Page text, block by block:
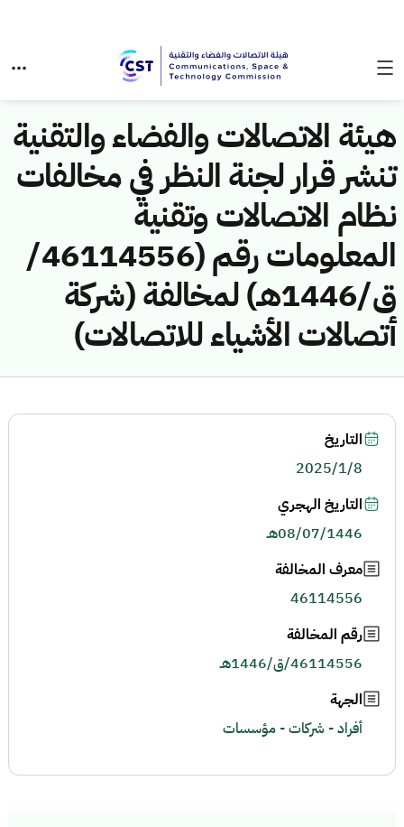
هيئة الاتصالات والفضاء والتقنية
تنشر قرار لجنة النظر في مخالفات
نظام الاتصالات وتقنية
المعلومات رقم (46114556/
ق/1446هـ) لمخالفة (شركة
أتصالات الأشياء للاتصالات)
التاريخ
2025/1/8
التاريخ الهجري
08/07/1446هـ
معرف المخالفة
46114556
رقم المخالفة
46114556/ق/1446هـ
الجهة
أفراد - شركات - مؤسسات